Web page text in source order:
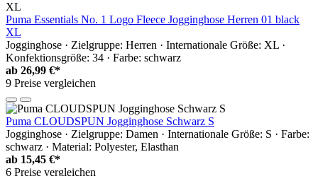
Puma Essentials No. 1 Logo Fleece Jogginghose Herren 01 black
XL
Jogginghose · Zielgruppe: Herren · Internationale Größe: XL ·
Konfektionsgröße: 34 · Farbe: schwarz
ab 26,99 €*
9 Preise vergleichen
Puma CLOUDSPUN Jogginghose Schwarz S
Jogginghose · Zielgruppe: Damen · Internationale Größe: S · Farbe:
schwarz · Material: Polyester, Elasthan
ab 15,45 €*
6 Preise vergleichen